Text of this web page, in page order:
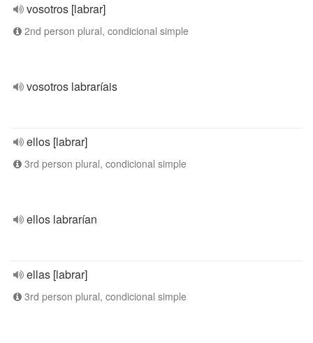
vosotros [labrar]
2nd person plural, condicional simple
vosotros labraríais
ellos [labrar]
3rd person plural, condicional simple
ellos labrarían
ellas [labrar]
3rd person plural, condicional simple